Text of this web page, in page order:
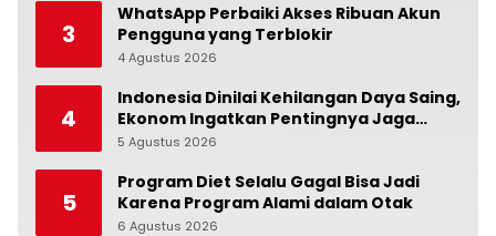
3
WhatsApp Perbaiki Akses Ribuan Akun
Pengguna yang Terblokir
4 Agustus 2026
4
Indonesia Dinilai Kehilangan Daya Saing,
Ekonom Ingatkan Pentingnya Jaga
Independensi Bank Indonesia
5 Agustus 2026
5
Program Diet Selalu Gagal Bisa Jadi
Karena Program Alami dalam Otak
6 Agustus 2026